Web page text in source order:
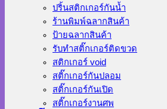
ปริ้นสติกเกอร์กันน้ำ
ร้านพิมพ์ฉลากสินค้า
ป้ายฉลากสินค้า
รับทำสติ๊กเกอร์ติดขวด
สติกเกอร์ void
สติ๊กเกอร์กันปลอม
สติ๊กเกอร์กันเปิด
สติ๊กเกอร์งานศพ